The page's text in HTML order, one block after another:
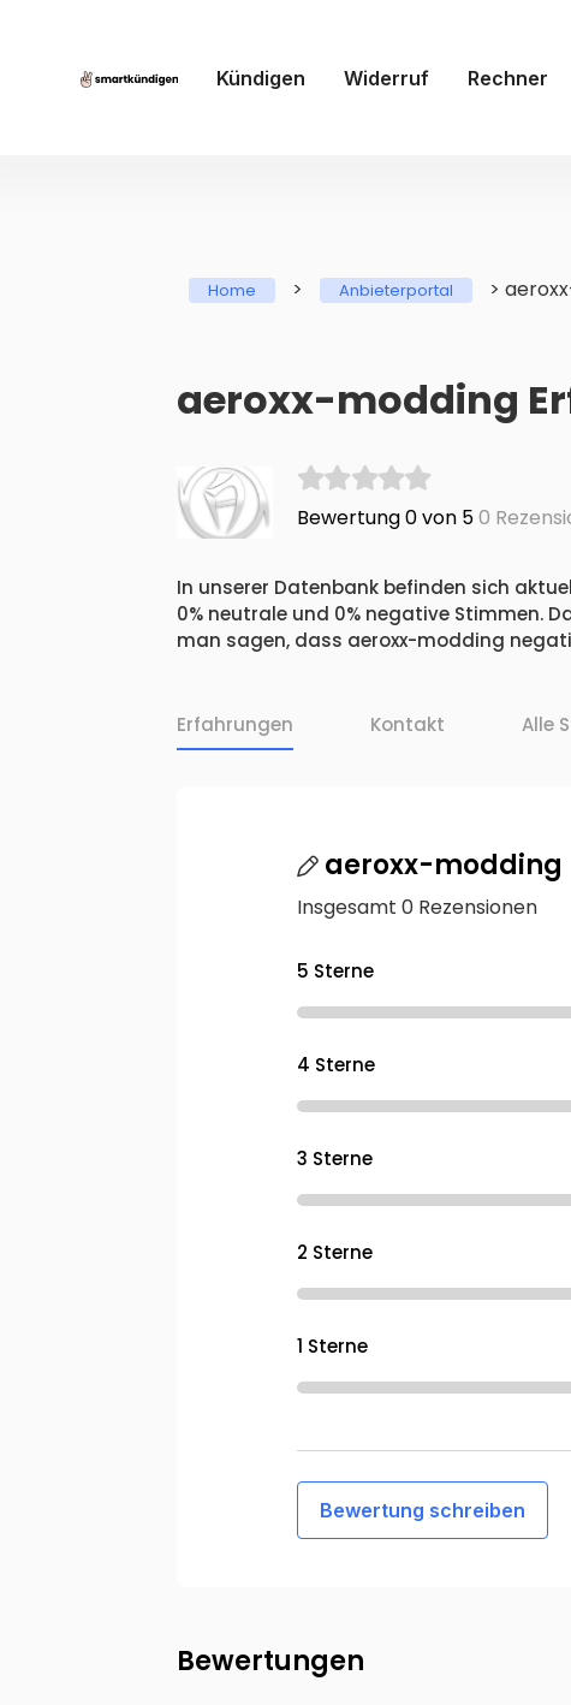
Kündigen Widerruf Rechner
Home > Anbieterportal >
aeroxx-modding
Bewertung 0 von 50
In unserer Datenbank befinden sich
0% neutrale und 0% negative Stimmen.
man sagen, dass aeroxx-modding
Erfahrungen Kontakt Alle
aeroxx-modding
Insgesamt 0 Rezensionen
5 Sterne
4 Sterne
3 Sterne
2 Sterne
1 Sterne
Bewertung schreiben
Bewertungen